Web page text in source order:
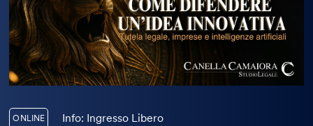
ONLINE Info: Ingresso Libero